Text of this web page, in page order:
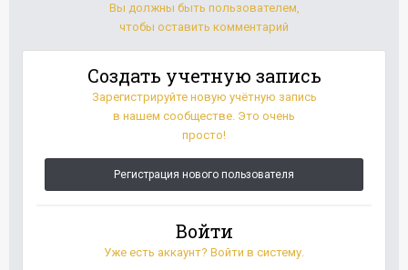
Вы должны быть пользователем,
чтобы оставить комментарий
Создать учетную запись
Зарегистрируйте новую учётную запись
в нашем сообществе. Это очень
просто!
Регистрация нового пользователя
Войти
Уже есть аккаунт? Войти в систему.